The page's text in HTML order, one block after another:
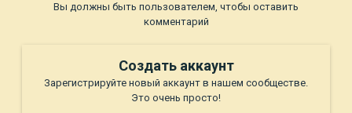
Вы должны быть пользователем, чтобы оставить
комментарий
Создать аккаунт
Зарегистрируйте новый аккаунт в нашем сообществе.
Это очень просто!